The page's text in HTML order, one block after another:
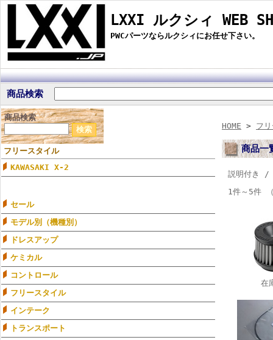
LXXI ルクシィ WEB
PWCパーツならルクシィにお任せ下さい。
商品検索
商品検索
フリースタイル
KAWASAKI X-2
セール
モデル別（機種別）
ドレスアップ
ケミカル
コントロール
フリースタイル
インテーク
トランスポート
HOME > フ
商品一
説明付き
1件～5件
在